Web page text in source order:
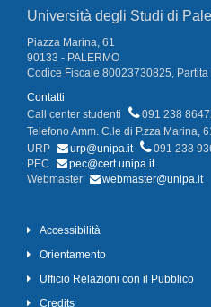
Università degli Studi di
Piazza Marina, 61
90133 - PALERMO
Codice Fiscale 80023730825, Partita
Contatti
Call center studenti
091 238
Telefono Amm. C.le di P.zza Marina,
URP
urp@unipa.it
091 238
PEC
pec@cert.unipa.it
Webmaster
webmaster@unipa.it
Accessibilità
Orientamento
Ufficio Relazioni con il Pubblico
Credits